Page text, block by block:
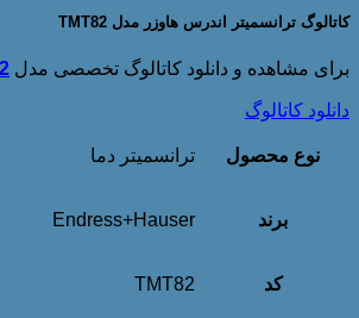
کاتالوگ ترانسمیتر اندرس هاوزر مدل TMT82
برای مشاهده و دانلود کاتالوگ تخصصی مدل
دانلود کاتالوگ
نوع محصول ترانسمیتر دما
برند Endress+Hauser
کد TMT82